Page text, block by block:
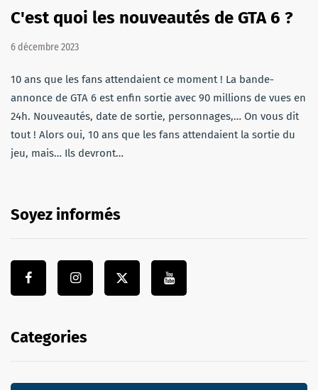
C'est quoi les nouveautés de GTA 6 ?
6 décembre 2023
10 ans que les fans attendaient ce moment ! La bande-
annonce de GTA 6 est enfin sortie avec 90 millions de vues en
24h. Nouveautés, date de sortie, personnages,… On vous dit
tout ! Alors oui, 10 ans que les fans attendaient la sortie du
jeu, mais… Ils devront…
Soyez informés
Categories